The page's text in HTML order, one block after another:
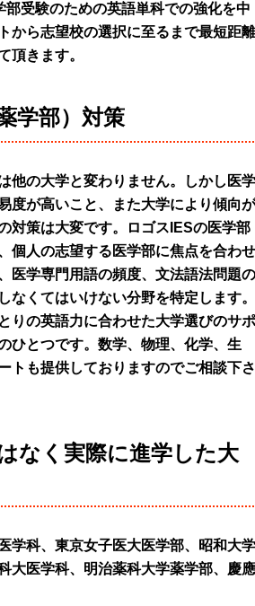
受験のための英語単科での強化を中
から志望校の選択に至るまで最短距離
頂きます。
学部）対策
他の大学と変わりません。しかし医学
度が高いこと、また大学により傾向が
対策は大変です。ロゴスIESの医学部
個人の志望する医学部に焦点を合わせ
医学専門用語の頻度、文法語法問題の
なくてはいけない分野を特定します。
りの英語力に合わせた大学選びのサポ
ひとつです。数学、物理、化学、生
トも提供しておりますのでご相談下さ
なく実際に進学した大
学科、東京女子医大医学部、昭和大学
大医学科、明治薬科大学薬学部、慶應